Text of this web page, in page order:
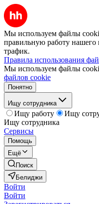
Мы используем файлы
правильную работу нашего
трафик.
Правила использования
Мы используем файлы
файлов cookie
Понятно
Ищу сотрудника
Ищу работу
Ищу
Ищу сотрудника
Сервисы
Помощь
Ещё
Поиск
Белиджи
Войти
Войти